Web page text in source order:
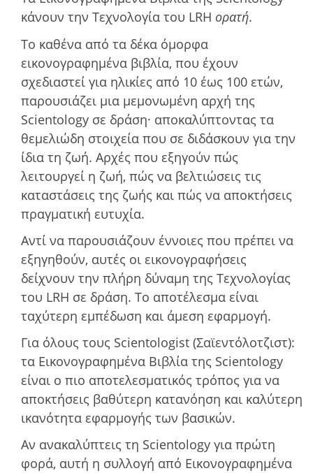
κάνουν την Τεχνολογία του LRH ορατή.
Το καθένα από τα δέκα όμορφα
εικονογραφημένα βιβλία, που έχουν
σχεδιαστεί για ηλικίες από 10 έως 100 ετών,
παρουσιάζει μια μεμονωμένη αρχή της
Scientology σε δράση· αποκαλύπτοντας τα
θεμελιώδη στοιχεία που σε διδάσκουν για την
ίδια τη ζωή. Αρχές που εξηγούν πώς
λειτουργεί η ζωή, πώς να βελτιώσεις τις
καταστάσεις της ζωής και πώς να αποκτήσεις
πραγματική ευτυχία.
Αντί να παρουσιάζουν έννοιες που πρέπει να
εξηγηθούν, αυτές οι εικονογραφήσεις
δείχνουν την πλήρη δύναμη της Τεχνολογίας
του LRH σε δράση. Το αποτέλεσμα είναι
ταχύτερη εμπέδωση και άμεση εφαρμογή.
Για όλους τους Scientologist (Σαϊεντόλοτζιστ):
τα Εικονογραφημένα Βιβλία της Scientology
είναι ο πιο αποτελεσματικός τρόπος για να
αποκτήσεις βαθύτερη κατανόηση και καλύτερη
ικανότητα εφαρμογής των βασικών.
Αν ανακαλύπτεις τη Scientology για πρώτη
φορά, αυτή η συλλογή από Εικονογραφημένα